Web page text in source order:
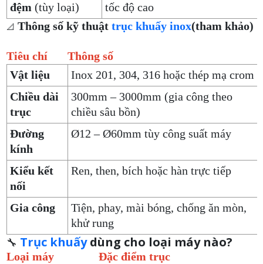
đệm (tùy loại)
tốc độ cao
📐 Thông số kỹ thuật trục khuấy inox(tham khảo)
Tiêu chí
Thông số
Vật liệu
Inox 201, 304, 316 hoặc thép mạ crom
Chiều dài
trục
300mm – 3000mm (gia công theo
chiều sâu bồn)
Đường
kính
Ø12 – Ø60mm tùy công suất máy
Kiểu kết
nối
Ren, then, bích hoặc hàn trực tiếp
Gia công
Tiện, phay, mài bóng, chống ăn mòn,
khử rung
🔧 Trục khuấydùng cho loại máy nào?
Loại máy
Đặc điểm trục